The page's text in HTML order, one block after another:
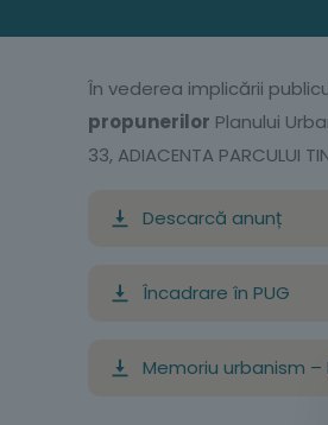
În vederea implicării
propunerilor Planului
33, ADIACENTA PARCULUI
Descarcă anunț
Încadrare în PUG
Memoriu urbanism –